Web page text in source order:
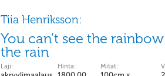
Tiia Henriksson:
You can’t see the
the rain
Laji: Hinta: Mitat: